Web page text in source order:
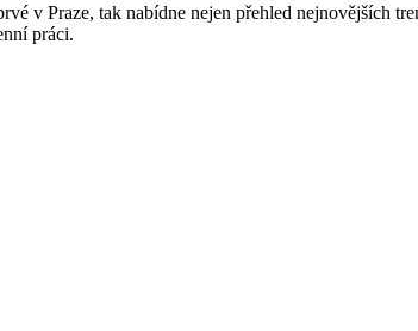
v Praze, tak nabídne nejen přehled nejnovějších
práci.